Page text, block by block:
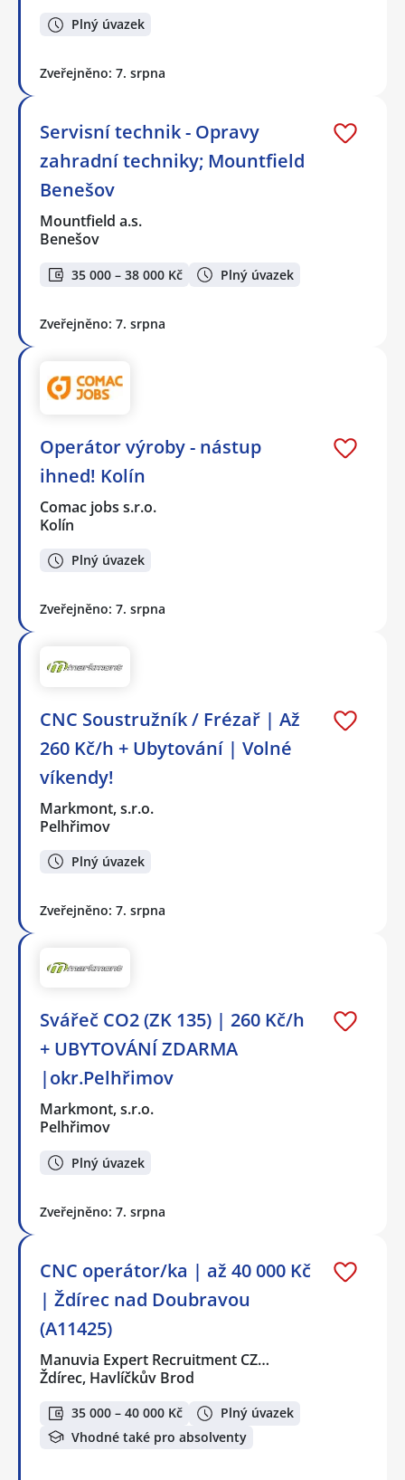
Plný úvazek
Zveřejněno: 7. srpna
Servisní technik - Opravy
zahradní techniky; Mountfield
Benešov
Mountfield a.s.
Benešov
35 000 – 38 000 Kč Plný úvazek
Zveřejněno: 7. srpna
Operátor výroby - nástup
ihned! Kolín
Comac jobs s.r.o.
Kolín
Plný úvazek
Zveřejněno: 7. srpna
CNC Soustružník / Frézař | Až
260 Kč/h + Ubytování | Volné
víkendy!
Markmont, s.r.o.
Pelhřimov
Plný úvazek
Zveřejněno: 7. srpna
Svářeč CO2 (ZK 135) | 260 Kč/h
+ UBYTOVÁNÍ ZDARMA
|okr.Pelhřimov
Markmont, s.r.o.
Pelhřimov
Plný úvazek
Zveřejněno: 7. srpna
CNC operátor/ka | až 40 000 Kč
| Ždírec nad Doubravou
(A11425)
Manuvia Expert Recruitment CZ…
Ždírec, Havlíčkův Brod
35 000 – 40 000 Kč
Plný úvazek
Vhodné také pro absolventy